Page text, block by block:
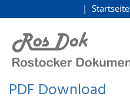
zum Inhalt
Startseite
PDF Download